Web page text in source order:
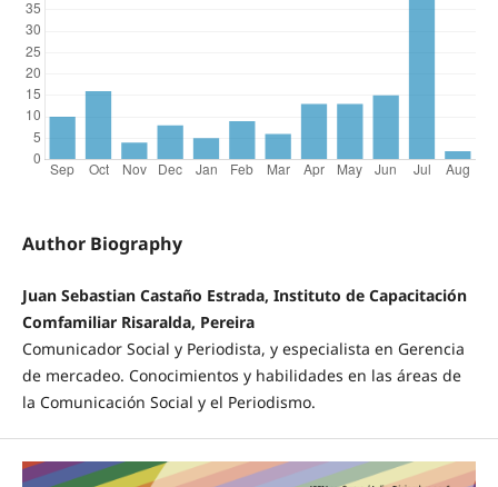
Author Biography
Juan Sebastian Castaño Estrada, Instituto de Capacitación
Comfamiliar Risaralda, Pereira
Comunicador Social y Periodista, y especialista en Gerencia
de mercadeo. Conocimientos y habilidades en las áreas de
la Comunicación Social y el Periodismo.